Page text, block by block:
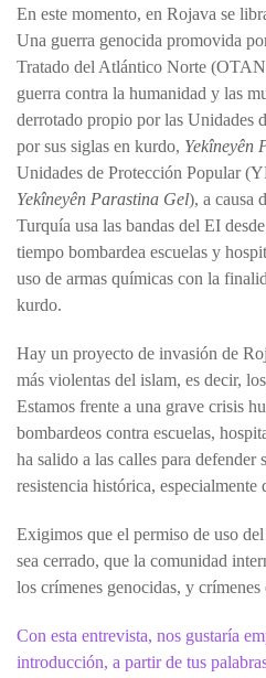
En este momento, en Rojava se
Una guerra genocida promovida
Tratado del Atlántico Norte
guerra contra la humanidad y las
derrotado propio por las Unidades
por sus siglas en kurdo, Yekîneyên
Unidades de Protección Popular
Yekîneyên Parastina Gel), a causa
Turquía usa las bandas del EI
tiempo bombardea escuelas y
uso de armas químicas con la
kurdo.
Hay un proyecto de invasión de
más violentas del islam, es decir,
Estamos frente a una grave crisis
bombardeos contra escuelas,
ha salido a las calles para defender
resistencia histórica, especialmente
Exigimos que el permiso de uso
sea cerrado, que la comunidad
los crímenes genocidas, y crímenes
Con esta entrevista, nos gustaría
introducción, a partir de tus